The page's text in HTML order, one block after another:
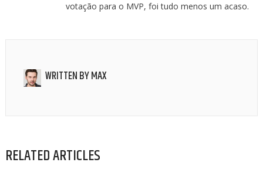
votação para o MVP, foi tudo menos um acaso.
WRITTEN BYMAX
RELATED ARTICLES